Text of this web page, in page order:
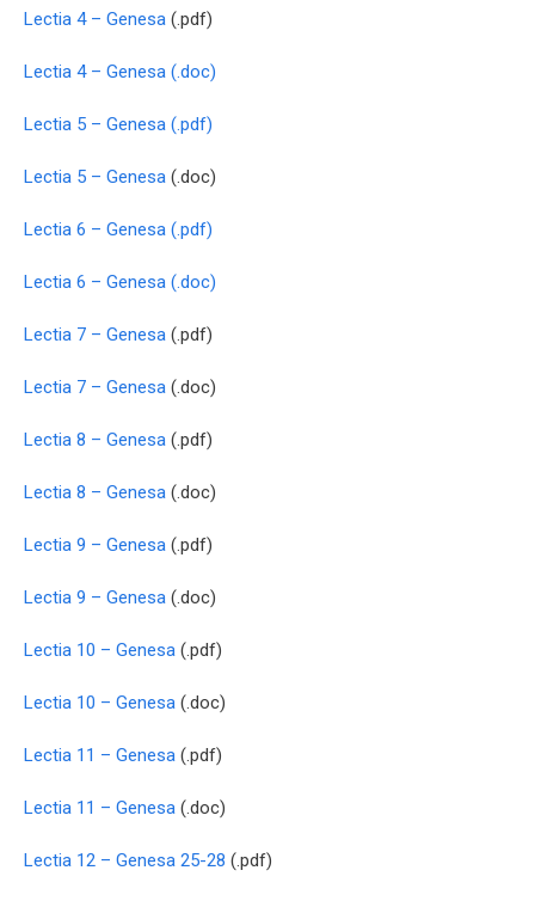
Lectia 4 – Genesa (.pdf)
Lectia 4 – Genesa (.doc)
Lectia 5 – Genesa (.pdf)
Lectia 5 – Genesa (.doc)
Lectia 6 – Genesa (.pdf)
Lectia 6 – Genesa (.doc)
Lectia 7 – Genesa (.pdf)
Lectia 7 – Genesa (.doc)
Lectia 8 – Genesa (.pdf)
Lectia 8 – Genesa (.doc)
Lectia 9 – Genesa (.pdf)
Lectia 9 – Genesa (.doc)
Lectia 10 – Genesa (.pdf)
Lectia 10 – Genesa (.doc)
Lectia 11 – Genesa (.pdf)
Lectia 11 – Genesa (.doc)
Lectia 12 – Genesa 25-28 (.pdf)